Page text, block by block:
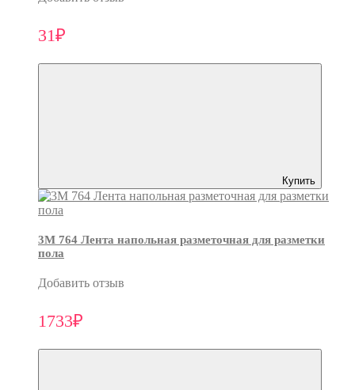
31₽
Купить
3M 764 Лента напольная разметочная для разметки
пола
Добавить отзыв
1733₽